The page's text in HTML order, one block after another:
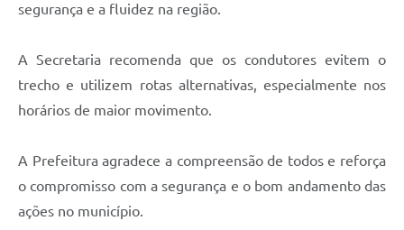
Contato
FAQ
segurança e a fluidez na região.
A Secretaria recomenda que os condutores evitem o
trecho e utilizem rotas alternativas, especialmente nos
horários de maior movimento.
A Prefeitura agradece a compreensão de todos e reforça
o compromisso com a segurança e o bom andamento das
ações no município.